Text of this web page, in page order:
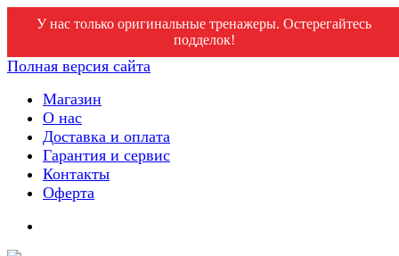
У нас только оригинальные тренажеры. Остерегайтесь
подделок!
Полная версия сайта
Магазин
О нас
Доставка и оплата
Гарантия и сервис
Контакты
Оферта